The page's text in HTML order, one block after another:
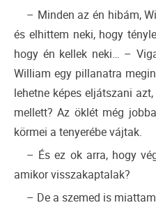
– Minden az én hibám,
és elhittem neki, hogy
hogy én kellek neki… –
William egy pillanatra
lehetne képes eljátszani
mellett? Az öklét még
körmei a tenyerébe vájtak.
– És ez ok arra, hogy
amikor visszakaptalak?
– De a szemed is